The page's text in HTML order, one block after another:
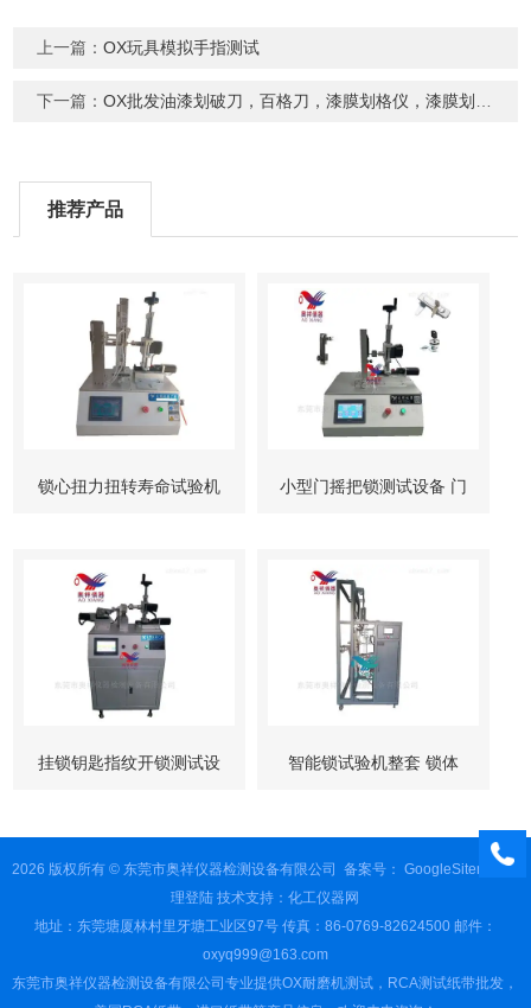
上一篇：OX玩具模拟手指测试
下一篇：OX批发油漆划破刀，百格刀，漆膜划格仪，漆膜划格刀，手机漆膜划格刀
推荐产品
锁心扭力扭转寿命试验机 小型门摇把锁测试设备 门
挂锁钥匙指纹开锁测试设 智能锁试验机整套 锁体
2026 版权所有 © 东莞市奥祥仪器检测设备有限公司 备案号： GoogleSitemap管
理登陆 技术支持：化工仪器网
地址：东莞塘厦林村里牙塘工业区97号 传真：86-0769-82624500 邮件：
oxyq999@163.com
东莞市奥祥仪器检测设备有限公司专业提供OX耐磨机测试，RCA测试纸带批发，